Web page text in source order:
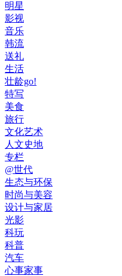
明星
影视
音乐
韩流
送礼
生活
壮龄go!
特写
美食
旅行
文化艺术
人文史地
专栏
@世代
生态与环保
时尚与美容
设计与家居
光影
科玩
科普
汽车
心事家事